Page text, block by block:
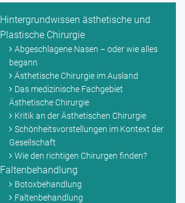
Hintergrundwissen ästhetische und
Plastische Chirurgie
Abgeschlagene Nasen – oder wie alles
begann
Ästhetische Chirurgie im Ausland
Das medizinische Fachgebiet
Ästhetische Chirurgie
Kritik an der Ästhetischen Chirurgie
Schönheitsvorstellungen im Kontext der
Gesellschaft
Wie den richtigen Chirurgen finden?
Faltenbehandlung
Botoxbehandlung
Faltenbehandlung